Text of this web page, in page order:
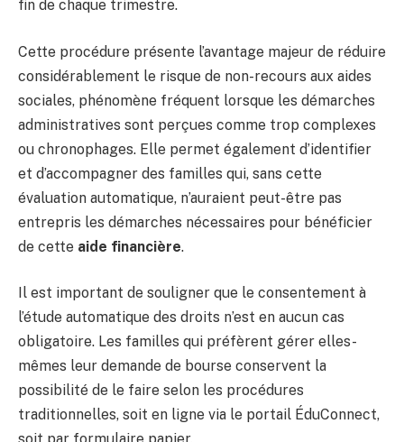
fin de chaque trimestre.
Cette procédure présente l’avantage majeur de réduire
considérablement le risque de non-recours aux aides
sociales, phénomène fréquent lorsque les démarches
administratives sont perçues comme trop complexes
ou chronophages. Elle permet également d’identifier
et d’accompagner des familles qui, sans cette
évaluation automatique, n’auraient peut-être pas
entrepris les démarches nécessaires pour bénéficier
de cette aide financière.
Il est important de souligner que le consentement à
l’étude automatique des droits n’est en aucun cas
obligatoire. Les familles qui préfèrent gérer elles-
mêmes leur demande de bourse conservent la
possibilité de le faire selon les procédures
traditionnelles, soit en ligne via le portail ÉduConnect,